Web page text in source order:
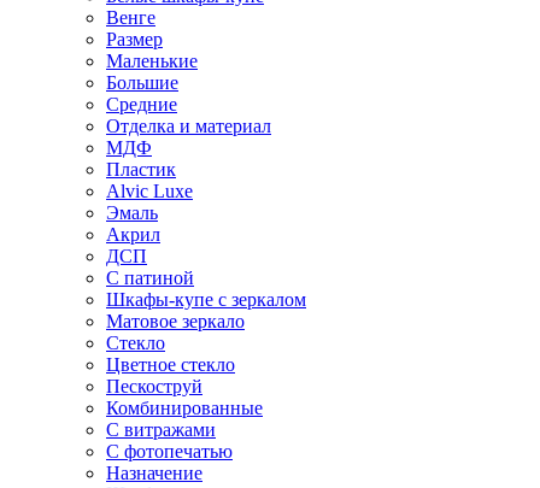
Венге
Размер
Маленькие
Большие
Средние
Отделка и материал
МДФ
Пластик
Alvic Luxe
Эмаль
Акрил
ДСП
С патиной
Шкафы-купе с зеркалом
Матовое зеркало
Стекло
Цветное стекло
Пескоструй
Комбинированные
С витражами
С фотопечатью
Назначение